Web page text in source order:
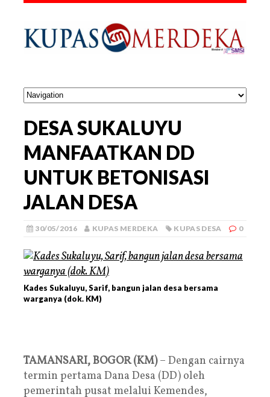
DESA SUKALUYU
MANFAATKAN DD
UNTUK BETONISASI
JALAN DESA
30/05/2016 KUPAS MERDEKA KUPAS DESA 0
Kades Sukaluyu, Sarif, bangun jalan desa bersama
warganya (dok. KM)
TAMANSARI, BOGOR (KM)– Dengan cairnya
termin pertama Dana Desa (DD) oleh
pemerintah pusat melalui Kemendes,